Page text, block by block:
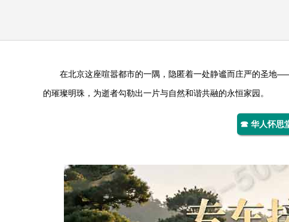
在北京这座喧嚣都市的一隅，隐匿着一处静谧而庄严的圣地
的璀璨明珠，为逝者勾勒出一片与自然和谐共融的永恒家园。
☎ 华人怀思